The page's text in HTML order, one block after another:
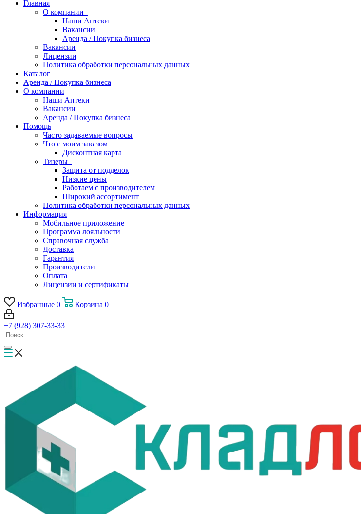
Главная
О компании
Наши Аптеки
Вакансии
Аренда / Покупка бизнеса
Вакансии
Лицензии
Политика обработки персональных данных
Каталог
Аренда / Покупка бизнеса
О компании
Наши Аптеки
Вакансии
Аренда / Покупка бизнеса
Помощь
Часто задаваемые вопросы
Что с моим заказом
Дисконтная карта
Тизеры
Защита от подделок
Низкие цены
Работаем с производителем
Широкий ассортимент
Политика обработки персональных данных
Информация
Мобильное приложение
Программа лояльности
Справочная служба
Доставка
Гарантия
Производители
Оплата
Лицензии и сертификаты
Избранные 0 Корзина 0
+7 (928) 307-33-33